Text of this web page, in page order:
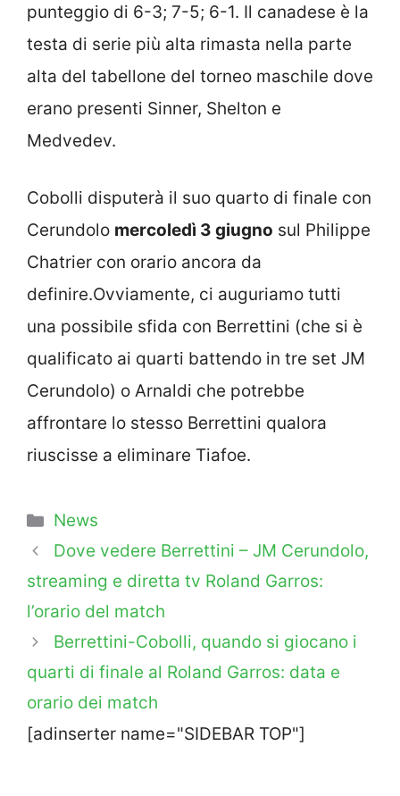
punteggio di 6-3; 7-5; 6-1. Il canadese è la
testa di serie più alta rimasta nella parte
alta del tabellone del torneo maschile dove
erano presenti Sinner, Shelton e
Medvedev.
Cobolli disputerà il suo quarto di finale con
Cerundolo mercoledì 3 giugno sul Philippe
Chatrier con orario ancora da
definire.Ovviamente, ci auguriamo tutti
una possibile sfida con Berrettini (che si è
qualificato ai quarti battendo in tre set JM
Cerundolo) o Arnaldi che potrebbe
affrontare lo stesso Berrettini qualora
riuscisse a eliminare Tiafoe.
Categorie
News
Dove vedere Berrettini – JM Cerundolo,
streaming e diretta tv Roland Garros:
l’orario del match
Berrettini-Cobolli, quando si giocano i
quarti di finale al Roland Garros: data e
orario dei match
[adinserter name="SIDEBAR TOP"]